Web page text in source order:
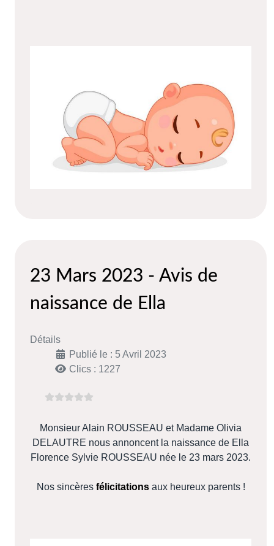
23 Mars 2023 - Avis de
naissance de Ella
Détails
Publié le : 5 Avril 2023
Clics : 1227
Monsieur Alain ROUSSEAU et Madame Olivia
DELAUTRE nous annoncent la naissance de Ella
Florence Sylvie ROUSSEAU née le 23 mars 2023.
Nos sincères félicitationsaux heureux parents !